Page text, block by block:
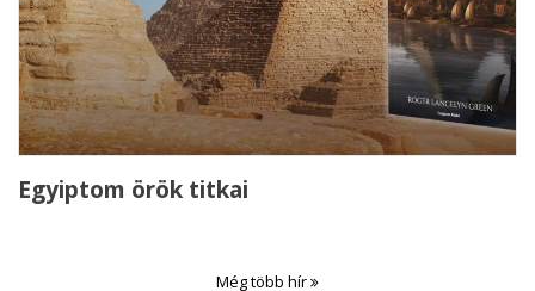
Egyiptom örök titkai
Még több hír